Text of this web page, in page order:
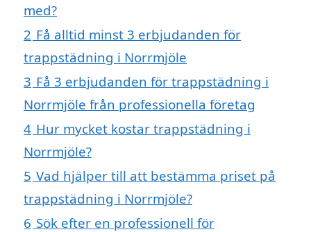
med?
2 Få alltid minst 3 erbjudanden för
trappstädning i Norrmjöle
3 Få 3 erbjudanden för trappstädning i
Norrmjöle från professionella företag
4 Hur mycket kostar trappstädning i
Norrmjöle?
5 Vad hjälper till att bestämma priset på
trappstädning i Norrmjöle?
6 Sök efter en professionell för